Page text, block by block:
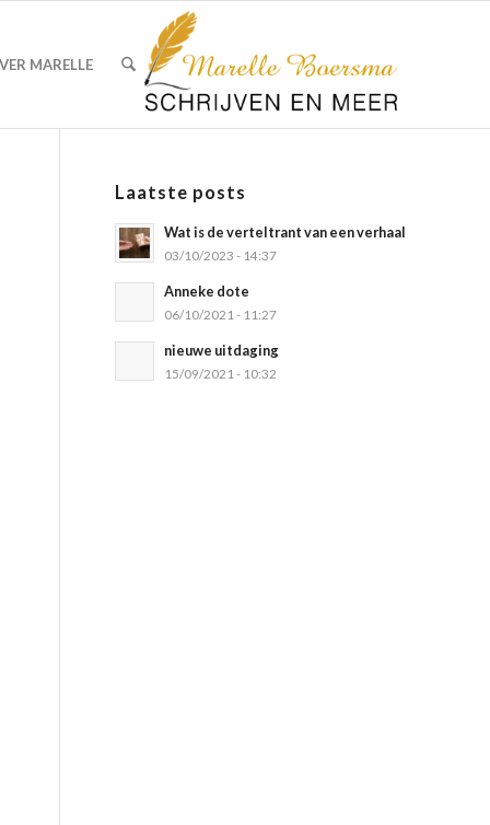
MARELLE
Laatste posts
Wat is de verteltrant van een verhaal
03/10/2023 - 14:37
Anneke dote
06/10/2021 - 11:27
nieuwe uitdaging
15/09/2021 - 10:32